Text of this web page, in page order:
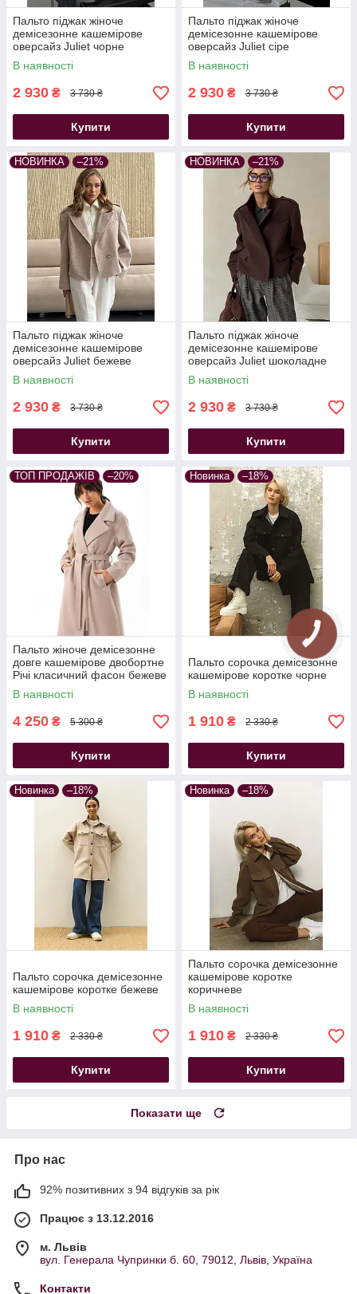
Пальто піджак жіноче
демісезонне кашемірове
оверсайз Juliet чорне
В наявності
2 930 ₴ 3 730 ₴
Купити
Пальто піджак жіноче
демісезонне кашемірове
оверсайз Juliet сіре
В наявності
2 930 ₴ 3 730 ₴
Купити
НОВИНКА –21%
Пальто піджак жіноче
демісезонне кашемірове
оверсайз Juliet бежеве
В наявності
2 930 ₴ 3 730 ₴
Купити
НОВИНКА –21%
Пальто піджак жіноче
демісезонне кашемірове
оверсайз Juliet шоколадне
В наявності
2 930 ₴ 3 730 ₴
Купити
ТОП ПРОДАЖІВ –20%
Пальто жіноче демісезонне
довге кашемірове двобортне
Річі класичний фасон бежеве
В наявності
4 250 ₴ 5 300 ₴
Купити
Новинка –18%
Пальто сорочка демісезонне
кашемірове коротке чорне
В наявності
1 910 ₴ 2 330 ₴
Купити
Новинка –18%
Пальто сорочка демісезонне
кашемірове коротке бежеве
В наявності
1 910 ₴ 2 330 ₴
Купити
Новинка –18%
Пальто сорочка демісезонне
кашемірове коротке
коричневе
В наявності
1 910 ₴ 2 330 ₴
Купити
Показати ще
Про нас
92% позитивних з 94 відгуків за рік
Працює з 13.12.2016
м. Львів
вул. Генерала Чупринки б. 60, 79012, Львів, Україна
Контакти